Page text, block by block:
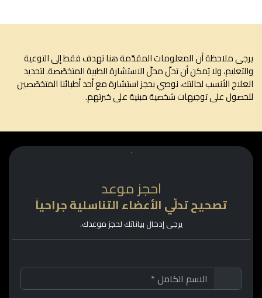
ملاحظة أن المعلومات المقدَّمة هنا تهدف فقط إلى التوعية
ولا يُمكن أن تحلّ محلّ الاستشارة الطبية المتخصّصة. لتحديد
الأنسب لحالتك، نوصي بحجز استشارة مع أحد أطبائنا المتخصّصين
على توجيهات شخصية مبنية على خبرتهم.
احجز موعد
تصحيح تدلّي الأعضاء التناسلية جراحياً
يرجى إدخال بياناتك لحجز موعدك.